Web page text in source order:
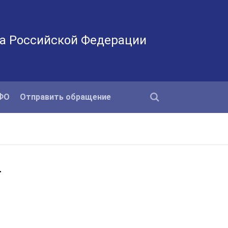
Российской Федерации
Отправить обращение